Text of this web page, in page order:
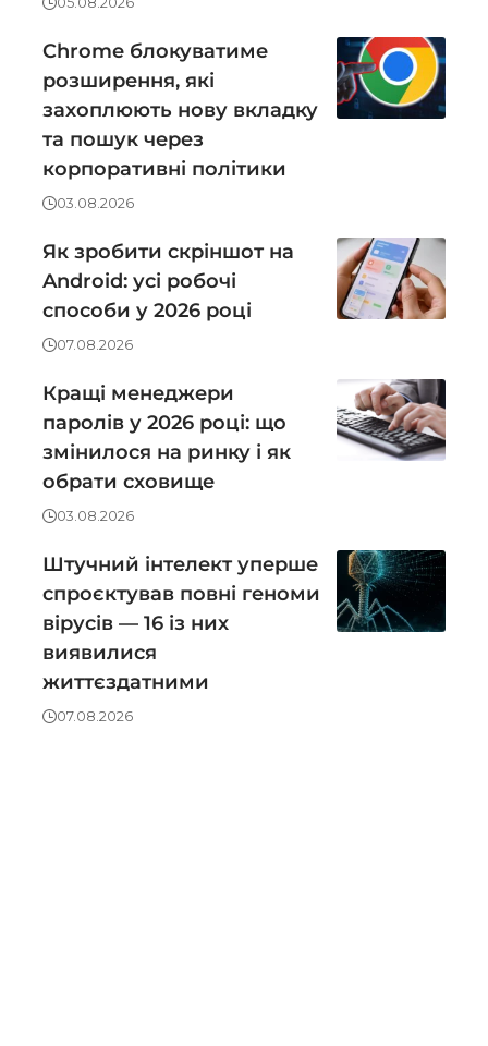
Chrome блокуватиме
розширення, які
захоплюють нову вкладку
та пошук через
корпоративні політики
03.08.2026
Як зробити скріншот на
Android: усі робочі
способи у 2026 році
07.08.2026
Кращі менеджери
паролів у 2026 році: що
змінилося на ринку і як
обрати сховище
03.08.2026
Штучний інтелект уперше
спроєктував повні геноми
вірусів — 16 із них
виявилися
життєздатними
07.08.2026